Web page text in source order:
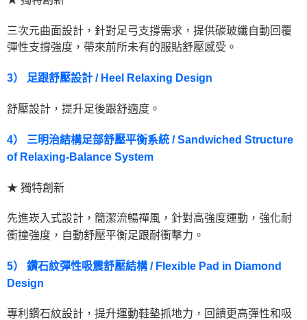
三次元曲面設計，針對足弓支撐需求，提供碳玻纖自動回覆
彈性支撐強度，帶來前所未有的服貼舒壓感受。
3） 足跟舒壓設計 / Heel Relaxing Design
舒壓設計，提升足後跟舒適度。
4） 三明治結構足部舒壓平衡系統 / Sandwiched Structure
of Relaxing-Balance System
★ 獨特創新
先進崁入式設計，簡潔流暢禪風，針對高強度運動，強化耐
衝撞強度，自動舒壓平衡足跟耐衝擊力。
5） 鑽石紋彈性吸震舒壓結構 / Flexible Pad in Diamond
Design
專利鑽石紋設計，提升運動鞋墊抓地力，回饋更高彈性和吸